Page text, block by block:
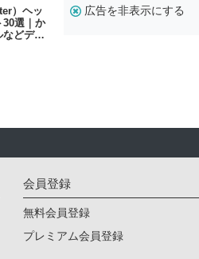
）ヘッ
30選｜か
などデザ
広告を非表示にする
会員登録
無料会員登録
プレミアム会員登録